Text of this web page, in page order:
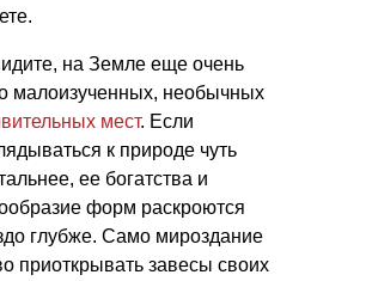
на Земле еще очень
малоизученных, необычных
мест. Если
к природе чуть
ее богатства и
форм раскроются
глубже. Само мироздание
приоткрывать завесы своих